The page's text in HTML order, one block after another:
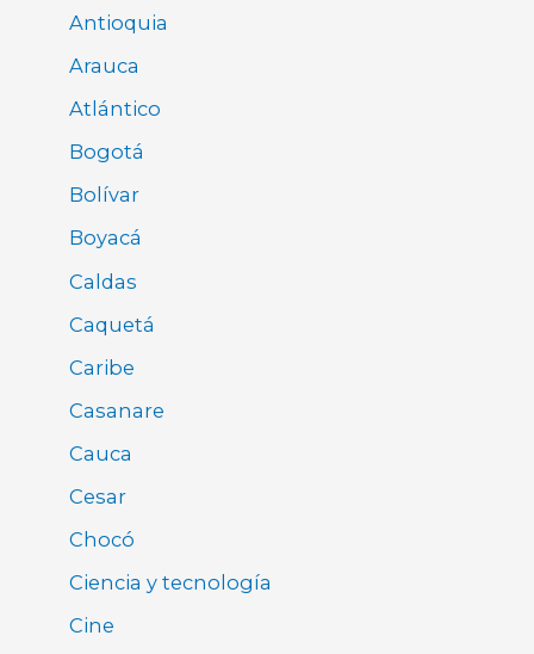
Antioquia
Arauca
Atlántico
Bogotá
Bolívar
Boyacá
Caldas
Caquetá
Caribe
Casanare
Cauca
Cesar
Chocó
Ciencia y tecnología
Cine